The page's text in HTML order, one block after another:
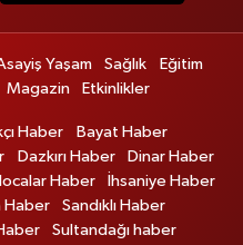
Yaşam Sağlık
Eğitim
Magazin Etkinlikler
Haber
Bayat Haber
Dazkırı Haber
Dinar Haber
Haber
İhsaniye Haber
Haber
Sandıklı Haber
Sultandağı haber